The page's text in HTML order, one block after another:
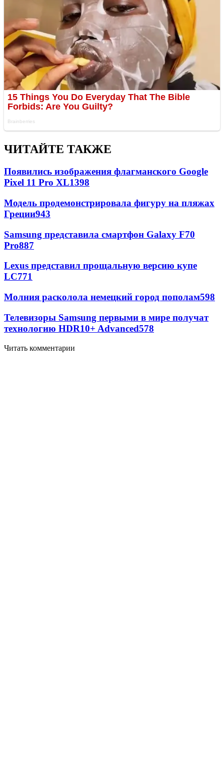
ЧИТАЙТЕ ТАКЖЕ
Появились изображения флагманского Google
Pixel 11 Pro XL1398
Модель продемонстрировала фигуру на пляжах
Греции943
Samsung представила смартфон Galaxy F70
Pro887
Lexus представил прощальную версию купе
LC771
Молния расколола немецкий город пополам598
Телевизоры Samsung первыми в мире получат
технологию HDR10+ Advanced578
Читать комментарии